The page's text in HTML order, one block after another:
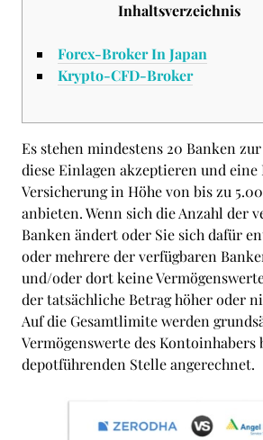
Inhaltsverzeichnis
Forex-Broker In Japan
Krypto-CFD-Broker
Es stehen mindestens 20 Banken
diese Einlagen akzeptieren und eine
Versicherung in Höhe von bis zu
anbieten. Wenn sich die Anzahl der
Banken ändert oder Sie sich dafür
oder mehrere der verfügbaren
und/oder dort keine
der tatsächliche Betrag höher oder
Auf die Gesamtlimite werden
Vermögenswerte des Kontoinhabers
depotführenden Stelle angerechnet.